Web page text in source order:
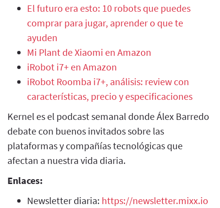
El futuro era esto: 10 robots que puedes
comprar para jugar, aprender o que te
ayuden
Mi Plant de Xiaomi en Amazon
iRobot i7+ en Amazon
iRobot Roomba i7+, análisis: review con
características, precio y especificaciones
Kernel es el podcast semanal donde Álex Barredo
debate con buenos invitados sobre las
plataformas y compañías tecnológicas que
afectan a nuestra vida diaria.
Enlaces:
Newsletter diaria: https://newsletter.mixx.io